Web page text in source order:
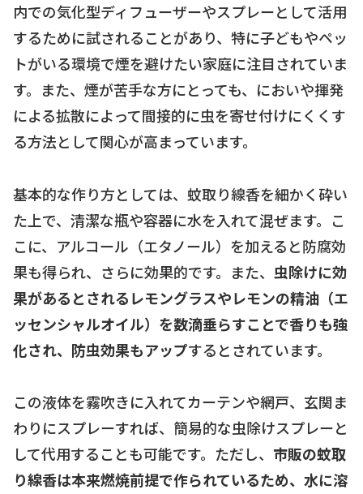
内での気化型ディフューザーやスプレーとして活用
するために試されることがあり、特に子どもやペッ
トがいる環境で煙を避けたい家庭に注目されていま
す。また、煙が苦手な方にとっても、においや揮発
による拡散によって間接的に虫を寄せ付けにくくす
る方法として関心が高まっています。
基本的な作り方としては、蚊取り線香を細かく砕い
た上で、清潔な瓶や容器に水を入れて混ぜます。こ
こに、アルコール（エタノール）を加えると防腐効
果も得られ、さらに効果的です。また、 虫除けに効
果があるとされるレモングラスやレモンの精油（エ
ッセンシャルオイル）を数滴垂らすことで香りも強
化され、防虫効果もアップするとされています。
この液体を霧吹きに入れてカーテンや網戸、玄関ま
わりにスプレーすれば、簡易的な虫除けスプレーと
して代用することも可能です。ただし、 市販の蚊取
り線香は本来燃焼前提で作られているため、水に溶